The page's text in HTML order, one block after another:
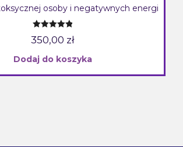
osoby i negatywnych energi
Oceniono
5.00
350,00 zł
Dodaj do koszyka